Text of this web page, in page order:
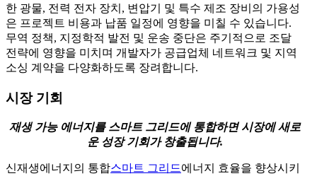
한 광물, 전력 전자 장치, 변압기 및 특수 제조 장비의 가용성
은 프로젝트 비용과 납품 일정에 영향을 미칠 수 있습니다.
무역 정책, 지정학적 발전 및 운송 중단은 주기적으로 조달
전략에 영향을 미치며 개발자가 공급업체 네트워크 및 지역
소싱 계약을 다양화하도록 장려합니다.
시장 기회
재생 가능 에너지를 스마트 그리드에 통합하면 시장에 새로
운 성장 기회가 창출됩니다.
신재생에너지의 통합스마트 그리드에너지 효율을 향상시키